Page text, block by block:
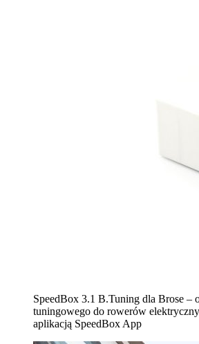
SpeedBox 3.1 B.Tuning dla Brose –
tuningowego do rowerów
aplikacją SpeedBox App